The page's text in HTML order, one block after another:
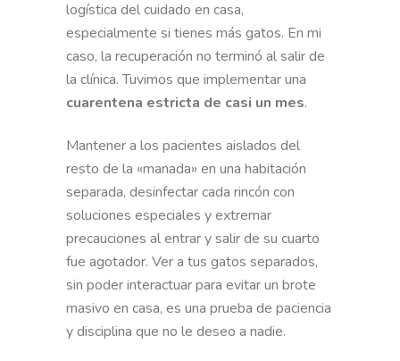
logística del cuidado en casa,
especialmente si tienes más gatos. En mi
caso, la recuperación no terminó al salir de
la clínica. Tuvimos que implementar una
cuarentena estricta de casi un mes.
Mantener a los pacientes aislados del
resto de la «manada» en una habitación
separada, desinfectar cada rincón con
soluciones especiales y extremar
precauciones al entrar y salir de su cuarto
fue agotador. Ver a tus gatos separados,
sin poder interactuar para evitar un brote
masivo en casa, es una prueba de paciencia
y disciplina que no le deseo a nadie.